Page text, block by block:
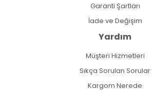
Garanti Şartları
İade ve Değişim
Yardım
Müşteri Hizmetleri
Sıkça Sorulan Sorular
Kargom Nerede